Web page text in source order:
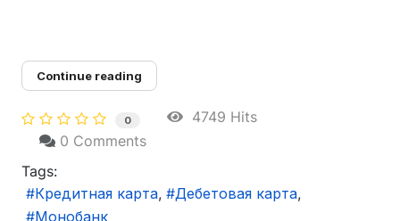
Continue reading
0
4749 Hits
0 Comments
Tags:
Кредитная карта
Дебетовая карта
Монобанк